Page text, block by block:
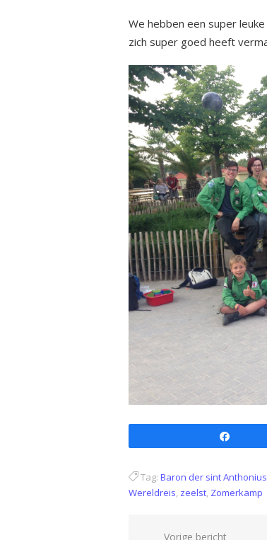
We hebben een super
zich super goed heeft
Tag: Baron der sint Anthonius
Wereldreis, zeelst, Zomerkamp
Vorige bericht